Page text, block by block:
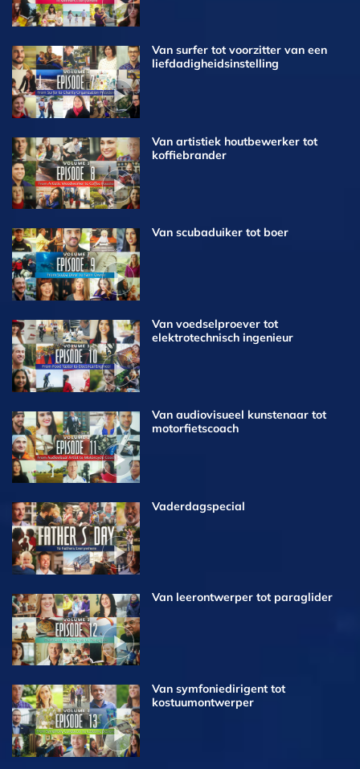
Van surfer tot voorzitter van een
liefdadigheidsinstelling
Van artistiek houtbewerker tot
koffiebrander
Van scubaduiker tot boer
Van voedselproever tot
elektrotechnisch ingenieur
Van audiovisueel kunstenaar tot
motorfietscoach
Vaderdagspecial
Van leerontwerper tot paraglider
Van symfoniedirigent tot
kostuumontwerper